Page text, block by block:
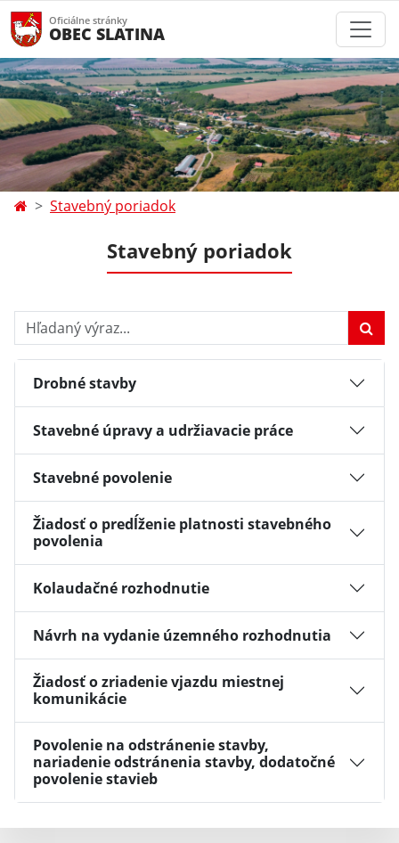
Oficiálne stránky
OBEC SLATINA
Stavebný poriadok
Stavebný poriadok
Hľadaný výraz...
Drobné stavby
Stavebné úpravy a udržiavacie práce
Stavebné povolenie
Žiadosť o predĺženie platnosti stavebného
povolenia
Kolaudačné rozhodnutie
Návrh na vydanie územného rozhodnutia
Žiadosť o zriadenie vjazdu miestnej
komunikácie
Povolenie na odstránenie stavby,
nariadenie odstránenia stavby, dodatočné
povolenie stavieb